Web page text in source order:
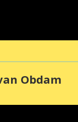
Obdam